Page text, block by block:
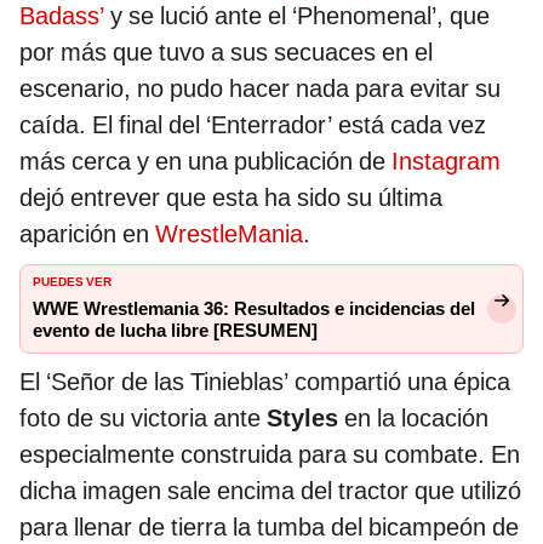
Badass’ y se lució ante el ‘Phenomenal’, que
por más que tuvo a sus secuaces en el
escenario, no pudo hacer nada para evitar su
caída. El final del ‘Enterrador’ está cada vez
más cerca y en una publicación de Instagram
dejó entrever que esta ha sido su última
aparición en WrestleMania.
PUEDES VER
WWE Wrestlemania 36: Resultados e incidencias del
evento de lucha libre [RESUMEN]
El ‘Señor de las Tinieblas’ compartió una épica
foto de su victoria ante Styles en la locación
especialmente construida para su combate. En
dicha imagen sale encima del tractor que utilizó
para llenar de tierra la tumba del bicampeón de